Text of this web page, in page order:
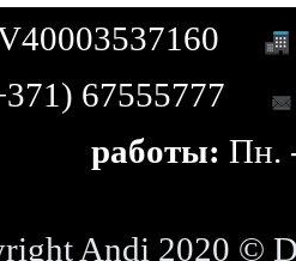
67555777
работы: Пн.
Andi 2020 ©